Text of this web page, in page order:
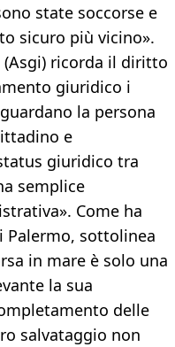
state soccorse e
sicuro più vicino».
(Asgi) ricorda il diritto
giuridico i
la persona
e
giuridico tra
semplice
Come ha
sottolinea
in mare è solo una
la sua
delle
salvataggio non